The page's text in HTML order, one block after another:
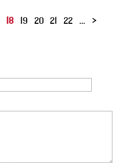
18 19 20 21 22 …